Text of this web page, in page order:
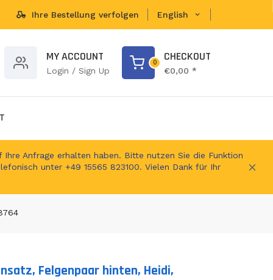
Ihre Bestellung verfolgen English
MY ACCOUNT
Login / Sign Up
0 CHECKOUT
€0,00 *
Anfrage erhalten haben. Bitte nutzen Sie die Funktion
unter +49 15565 823100. Vielen Dank für Ihr
Felgenpaar hinten, Heidi,